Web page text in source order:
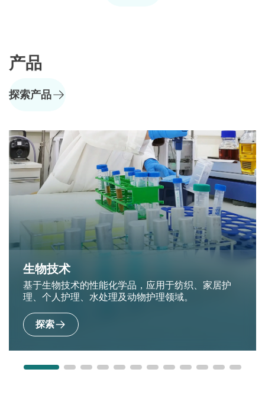
产品
探索产品
生物技术
基于生物技术的性能化学品，应用于纺织、家居护
理、个人护理、水处理及动物护理领域。
探索